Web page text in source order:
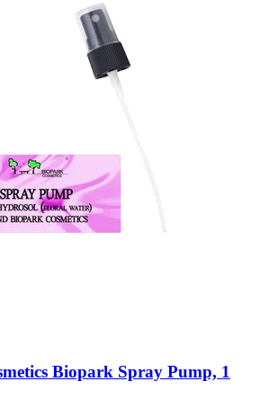
Biopark Spray Pump, 1